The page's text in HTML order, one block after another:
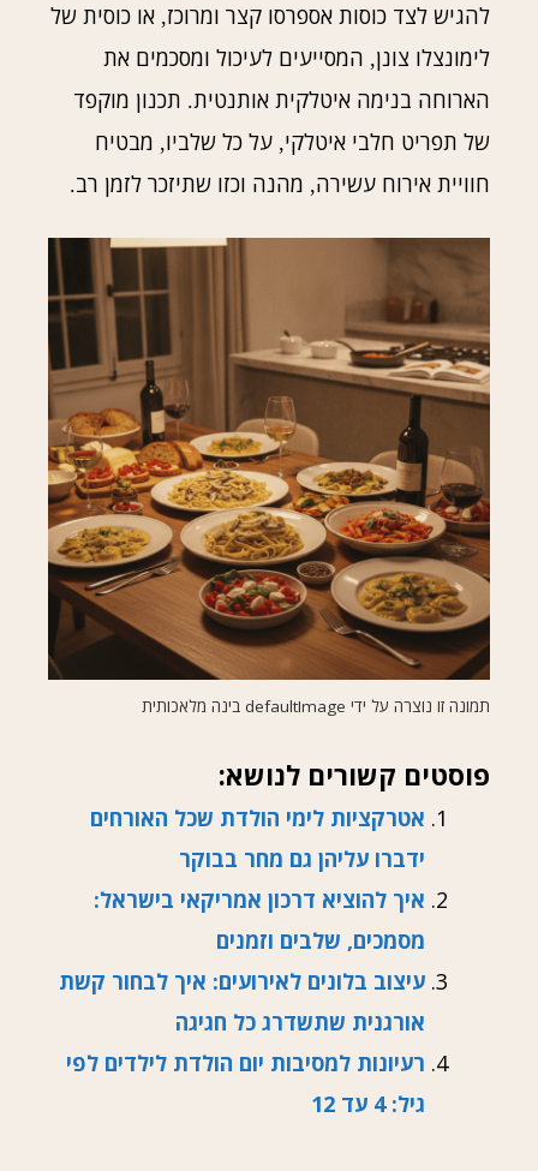
להגיש לצד כוסות אספרסו קצר ומרוכז, או כוסית של
לימונצלו צונן, המסייעים לעיכול ומסכמים את
הארוחה בנימה איטלקית אותנטית. תכנון מוקפד
של תפריט חלבי איטלקי, על כל שלביו, מבטיח
חוויית אירוח עשירה, מהנה וכזו שתיזכר לזמן רב.
תמונה זו נוצרה על ידי defaultImage בינה מלאכותית
פוסטים קשורים לנושא:
אטרקציות לימי הולדת שכל האורחים
ידברו עליהן גם מחר בבוקר
איך להוציא דרכון אמריקאי בישראל:
מסמכים, שלבים וזמנים
עיצוב בלונים לאירועים: איך לבחור קשת
אורגנית שתשדרג כל חגיגה
רעיונות למסיבות יום הולדת לילדים לפי
גיל: 4 עד 12